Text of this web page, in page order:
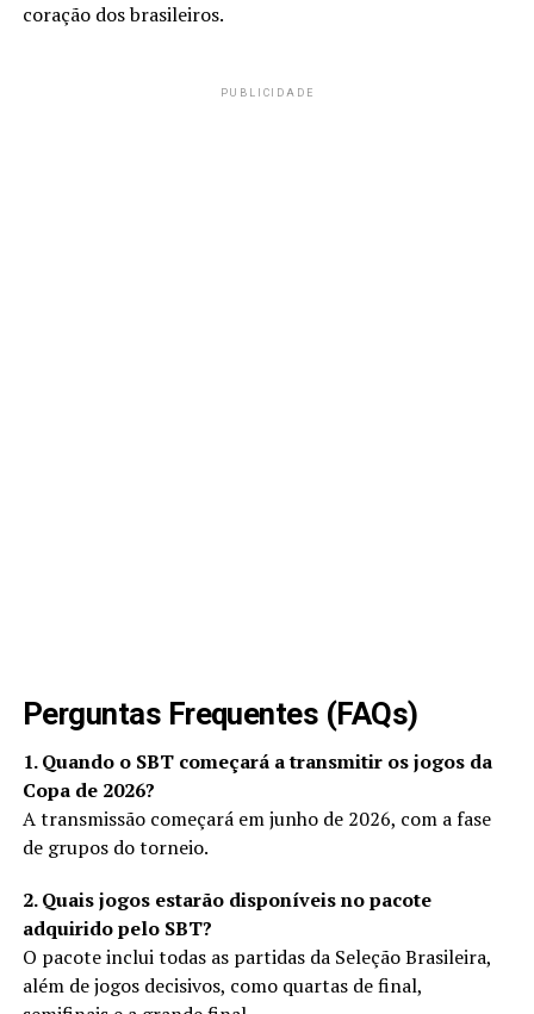
coração dos brasileiros.
PUBLICIDADE
Perguntas Frequentes (FAQs)
1. Quando o SBT começará a transmitir os jogos da
Copa de 2026?
A transmissão começará em junho de 2026, com a fase
de grupos do torneio.
2. Quais jogos estarão disponíveis no pacote
adquirido pelo SBT?
O pacote inclui todas as partidas da Seleção Brasileira,
além de jogos decisivos, como quartas de final,